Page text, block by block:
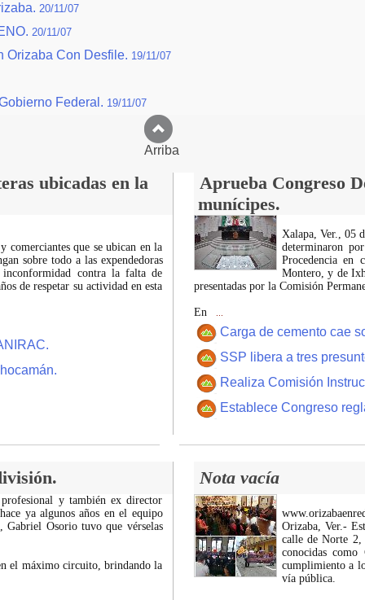
20/11/07
20/11/07
Orizaba Con Desfile. 19/11/07
Federal. 19/11/07
Arriba
ubicadas en la
Aprueba Congreso
munícipes.
comerciantes que se ubican en la
sobre todo a las expendedoras
inconformidad contra la falta de
de respetar su actividad en esta
Xalapa, Ver., 05
determinaron
Procedencia en
Montero, y de
presentadas por la Comisión
En
Carga de cemento cae
SSP libera a tres
Realiza Comisión
Establece Congreso
Nota vacía
y también ex director
ya algunos años en el equipo
Gabriel Osorio tuvo que vérselas
el máximo circuito, brindando la
Orizaba, Ver.-
calle de Norte 2,
conocidas
cumplimiento a
vía pública.